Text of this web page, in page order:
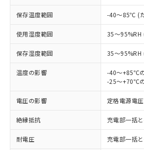
保存温度範囲 -40～85℃ (
使用湿度範囲 35～95%RH
保存湿度範囲 35～95%RH
温度の影響
-40～+85℃
-25～+70℃
電圧の影響 定格電源電
絶縁抵抗 充電部一括
耐電圧 充電部一括
ご利用条件
ご利用ください。
本サービスは、当社制御
商品の当社在庫状況およ
(税抜)を提供させていた
当社制御機器事業取扱商
本サービスの対象外とな
ことをご了承ください。
有に対応した製品に切り替える
商品です。
対応予定なし：EU RoHS指令
非含有に非対応の商品で、対応
調査・確認中：EU RoHS指令
非含有の対応状況を調査中また
非該当品：ライセンス料など無
害物質有無と関係のない商品で
仕入先様の事情により、非含有
むを得ず変更することがありま
※1 中国RoHS○×表
「○」：最大均質材料含有率が
基準値以下であることを示しま
「×」：最大均質材料含有率が
基準値を超えていることを示し
「－」：未確認です。当社販売
当社は、これら貴社製品